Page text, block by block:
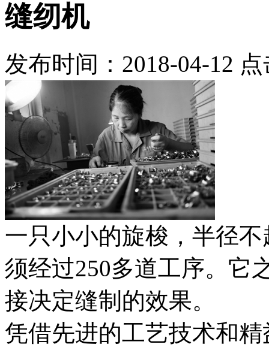
缝纫机
发布时间：2018-04-12
一只小小的旋梭，半径
须经过250多道工序。它
接决定缝制的效果。
凭借先进的工艺技术和